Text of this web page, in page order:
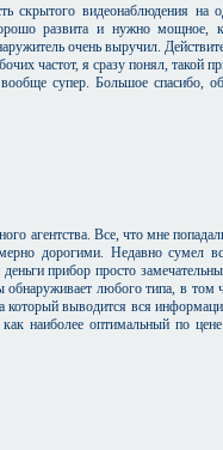
скрытого видеонаблюдения на
развита и нужно мощное,
очень выручил.
частот, я сразу понял, такой
супер. Большое спасибо,
агентства. Все, что мне
дорогими. Недавно сумел
прибор просто
любого типа, в том
который выводится вся
наиболее оптимальный по